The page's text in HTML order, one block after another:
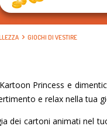
GIOCHI DI VESTIRE
Princess e
e relax nella tua
dei cartoni animati nel